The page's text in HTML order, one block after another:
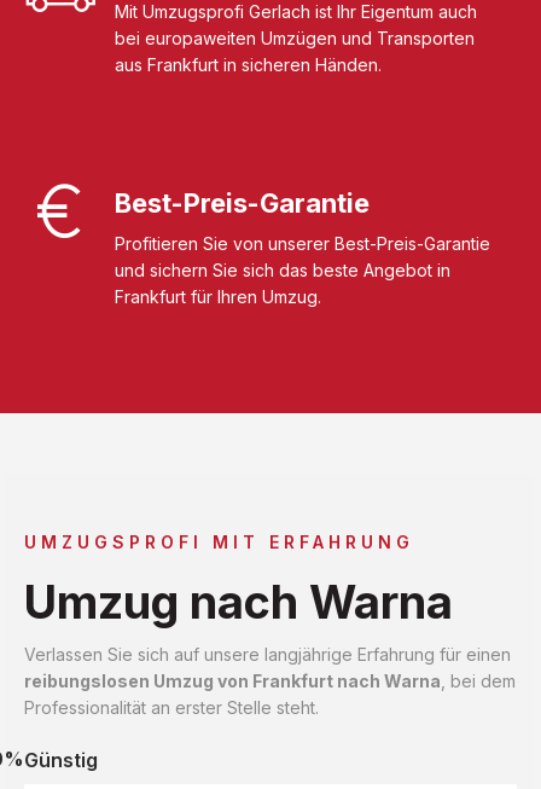
Mit Umzugsprofi Gerlach ist Ihr Eigentum auch
bei europaweiten Umzügen und Transporten
aus Frankfurt in sicheren Händen.
Best-Preis-Garantie
Profitieren Sie von unserer Best-Preis-Garantie
und sichern Sie sich das beste Angebot in
Frankfurt für Ihren Umzug.
UMZUGSPROFI MIT ERFAHRUNG
Umzug nach Warna
Verlassen Sie sich auf unsere langjährige Erfahrung für einen
reibungslosen Umzug von Frankfurt nach Warna , bei dem
Professionalität an erster Stelle steht.
Günstig